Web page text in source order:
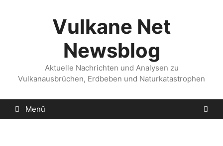
Vulkane Net
Newsblog
Aktuelle Nachrichten und Analysen zu
Vulkanausbrüchen, Erdbeben und Naturkatastrophen
Menü